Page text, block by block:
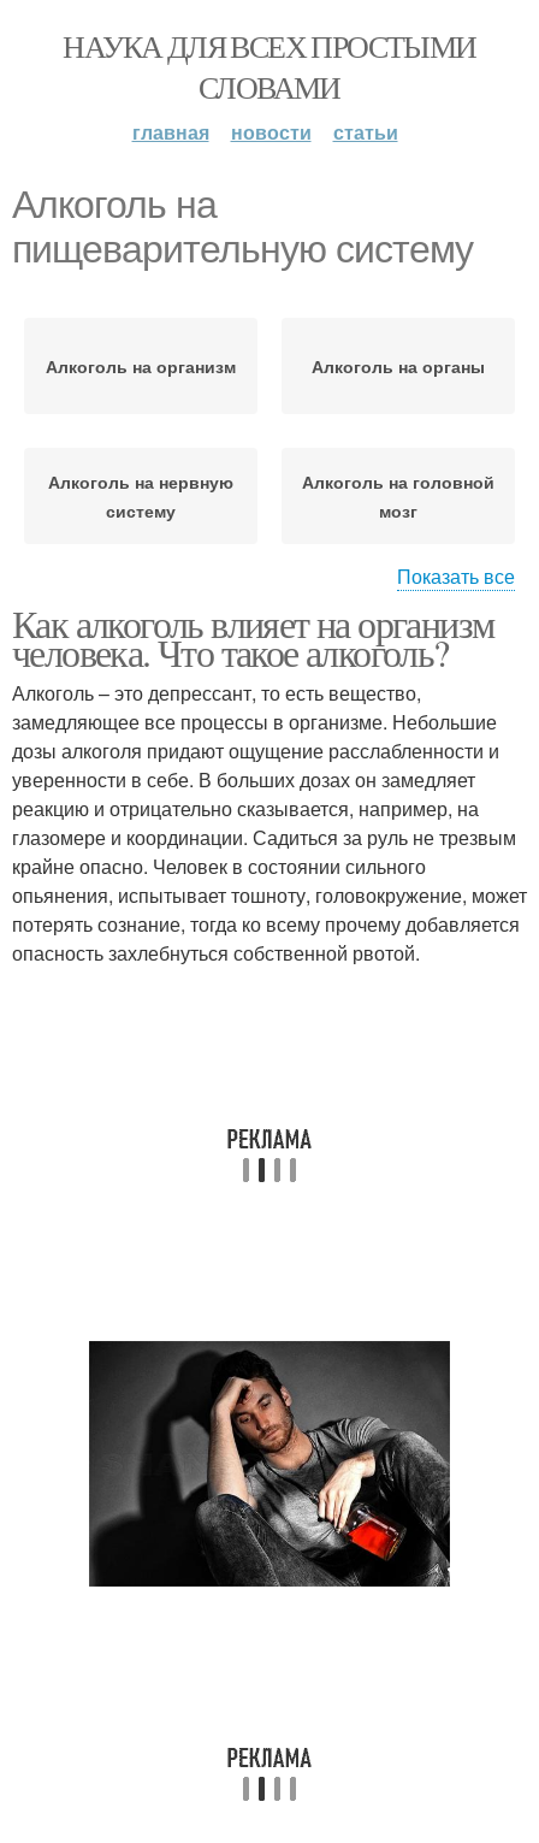
НАУКА ДЛЯ ВСЕХ ПРОСТЫМИ
СЛОВАМИ
главная новости статьи
Алкоголь на
пищеварительную систему
Алкоголь на организм Алкоголь на органы
Алкоголь на нервную
систему
Алкоголь на головной
мозг
Алкоголь на печень Алкоголь на поведение
Нервная система Алкоголь на психику
Показать все
Как алкоголь влияет на организм
человека. Что такое алкоголь?
Алкоголь – это депрессант, то есть вещество,
замедляющее все процессы в организме. Небольшие
дозы алкоголя придают ощущение расслабленности и
уверенности в себе. В больших дозах он замедляет
реакцию и отрицательно сказывается, например, на
глазомере и координации. Садиться за руль не трезвым
крайне опасно. Человек в состоянии сильного
опьянения, испытывает тошноту, головокружение, может
потерять сознание, тогда ко всему прочему добавляется
опасность захлебнуться собственной рвотой.